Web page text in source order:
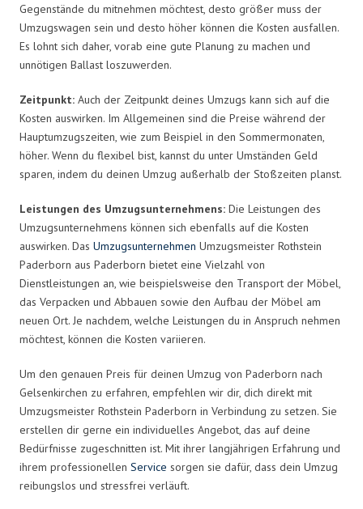
Gegenstände du mitnehmen möchtest, desto größer muss der
Umzugswagen sein und desto höher können die Kosten ausfallen.
Es lohnt sich daher, vorab eine gute Planung zu machen und
unnötigen Ballast loszuwerden.
Zeitpunkt: Auch der Zeitpunkt deines Umzugs kann sich auf die
Kosten auswirken. Im Allgemeinen sind die Preise während der
Hauptumzugszeiten, wie zum Beispiel in den Sommermonaten,
höher. Wenn du flexibel bist, kannst du unter Umständen Geld
sparen, indem du deinen Umzug außerhalb der Stoßzeiten planst.
Leistungen des Umzugsunternehmens: Die Leistungen des
Umzugsunternehmens können sich ebenfalls auf die Kosten
auswirken. Das Umzugsunternehmen Umzugsmeister Rothstein
Paderborn aus Paderborn bietet eine Vielzahl von
Dienstleistungen an, wie beispielsweise den Transport der Möbel,
das Verpacken und Abbauen sowie den Aufbau der Möbel am
neuen Ort. Je nachdem, welche Leistungen du in Anspruch nehmen
möchtest, können die Kosten variieren.
Um den genauen Preis für deinen Umzug von Paderborn nach
Gelsenkirchen zu erfahren, empfehlen wir dir, dich direkt mit
Umzugsmeister Rothstein Paderborn in Verbindung zu setzen. Sie
erstellen dir gerne ein individuelles Angebot, das auf deine
Bedürfnisse zugeschnitten ist. Mit ihrer langjährigen Erfahrung und
ihrem professionellen Service sorgen sie dafür, dass dein Umzug
reibungslos und stressfrei verläuft.